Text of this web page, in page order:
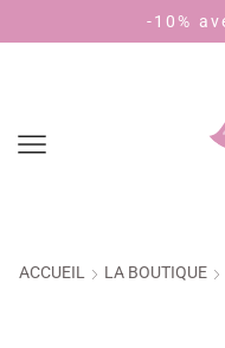
-10% avec le
ACCUEIL LA BOUTIQUE